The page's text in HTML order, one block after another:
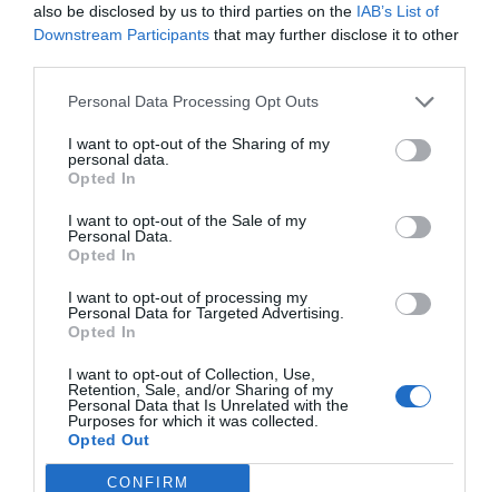
also be disclosed by us to third parties on the IAB’s List of
Downstream Participants that may further disclose it to other
Personal Data Processing Opt Outs
I want to opt-out of the Sharing of my
personal data.
Opted In
I want to opt-out of the Sale of my
Personal Data.
Opted In
I want to opt-out of processing my
Personal Data for Targeted Advertising.
Opted In
I want to opt-out of Collection, Use,
Retention, Sale, and/or Sharing of my
Personal Data that Is Unrelated with the
Purposes for which it was collected.
Opted Out
CONFIRM
ΔΗΜΟΦΙΛΕΣΤΕΡΑ ΗΜΕΡΑΣ
Η αλήθεια για τον Ετιέν Καμαρά
Βρες πού βρίσκονται 10 παραλίες:Αν κάνεις 10/10 σε
αυτό το κουίζ γεωγραφίας... είσαι Έλληνας!
3 ΜΠΑΛΑ
Αν δεν το φτιάξει αυτό ο ΠΑΟΚ…